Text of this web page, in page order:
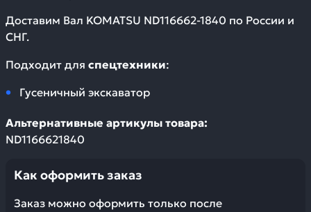
Доставим Вал KOMATSU ND116662-1840 по России и
СНГ.
Подходит для спецтехники:
Гусеничный экскаватор
Альтернативные артикулы товара:
ND1166621840
Как оформить заказ
Заказ можно оформить только после